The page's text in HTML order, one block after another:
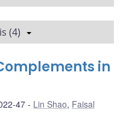
(4)
in
47 Lin Shao, Faisal